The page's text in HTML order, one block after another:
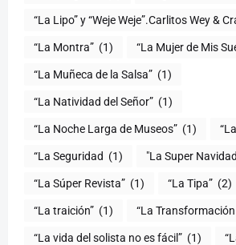
“La Lipo” y “Weje Weje”.Carlitos Wey &
“La Montra” (1) “La Mujer de Mis
“La Muñeca de la Salsa” (1)
“La Natividad del Señor” (1)
“La Noche Larga de Museos” (1)
“La Seguridad (1) "La Super
“La Súper Revista” (1) “La Tipa” (2)
“La traición” (1) “La Transformación
“La vida del solista no es fácil” (1)